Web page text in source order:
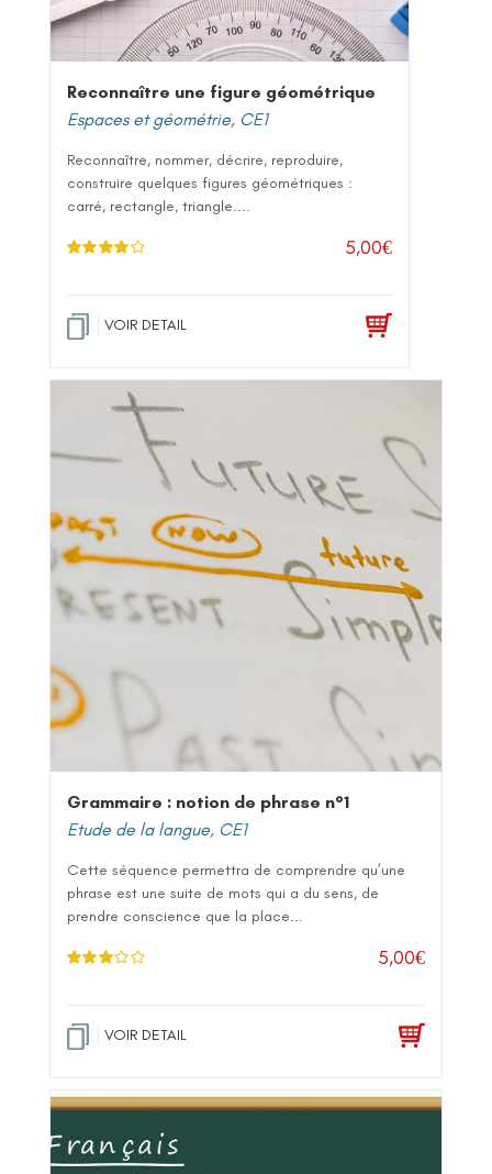
Reconnaître une figure géométrique
Espaces et géométrie, CE1
Reconnaître, nommer, décrire, reproduire,
construire quelques figures géométriques :
carré, rectangle, triangle....
5,00€
VOIR DETAIL
Grammaire : notion de phrase n°1
Etude de la langue, CE1
Cette séquence permettra de comprendre qu’une
phrase est une suite de mots qui a du sens, de
prendre conscience que la place...
5,00€
VOIR DETAIL